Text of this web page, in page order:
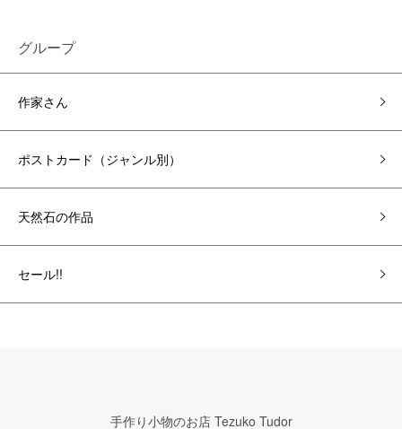
グループ
作家さん
ポストカード（ジャンル別）
天然石の作品
セール!!
手作り小物のお店 Tezuko Tudor